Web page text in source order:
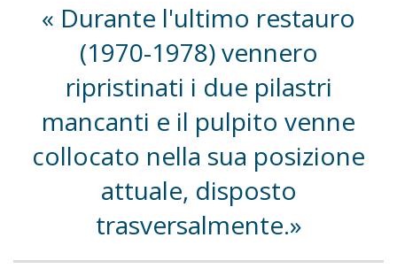
Durante l'ultimo restauro
(1970-1978) vennero
ripristinati i due pilastri
mancanti e il pulpito venne
collocato nella sua posizione
attuale, disposto
trasversalmente.